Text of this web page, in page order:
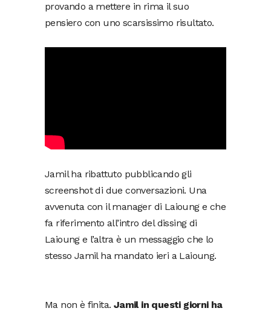
provando a mettere in rima il suo
pensiero con uno scarsissimo risultato.
Jamil ha ribattuto pubblicando gli
screenshot di due conversazioni. Una
avvenuta con il manager di Laioung e che
fa riferimento all’intro del dissing di
Laioung e l’altra è un messaggio che lo
stesso Jamil ha mandato ieri a Laioung.
Ma non è finita. Jamil in questi giorni ha